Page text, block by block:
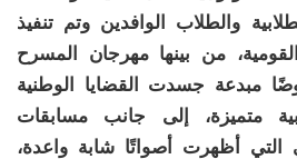
والطلاب الوافدين وتم تنفيذ
من بينها مهرجان المسرح
مبدعة جسدت القضايا الوطنية
متميزة، إلى جانب مسابقات
التي أظهرت أصواتًا شابة واعدة،